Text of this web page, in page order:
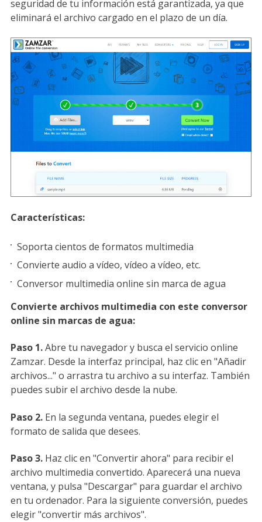
seguridad de tu información está garantizada, ya que
eliminará el archivo cargado en el plazo de un día.
Características:
Soporta cientos de formatos multimedia
Convierte audio a vídeo, vídeo a vídeo, etc.
Conversor multimedia online sin marca de agua
Convierte archivos multimedia con este conversor
online sin marcas de agua:
Paso 1.Abre tu navegador y busca el servicio online
Zamzar. Desde la interfaz principal, haz clic en "Añadir
archivos..." o arrastra tu archivo a su interfaz. También
puedes subir el archivo desde la nube.
Paso 2. En la segunda ventana, puedes elegir el
formato de salida que desees.
Paso 3.Haz clic en "Convertir ahora" para recibir el
archivo multimedia convertido. Aparecerá una nueva
ventana, y pulsa "Descargar" para guardar el archivo
en tu ordenador. Para la siguiente conversión, puedes
elegir "convertir más archivos".